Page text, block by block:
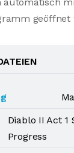
geöffnet
Diablo II Act 1
Progress